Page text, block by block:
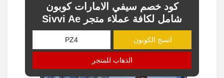
كود خصم سيفي الامارات كوبون
شامل لكافة عملاء متجر Sivvi Ae
انسخ الكوبون
الذهاب للمتجر